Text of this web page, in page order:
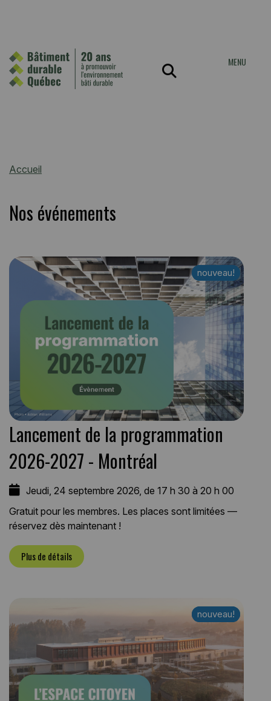
MENU
Accueil
Nos événements
nouveau!
nouveau!
Lancement de la programmation
2026-2027 - Montréal
Jeudi, 24 septembre 2026, de 17 h 30 à 20 h 00
Gratuit pour les membres. Les places sont limitées —
réservez dès maintenant !
Plus de détails
nouveau!
nouveau!